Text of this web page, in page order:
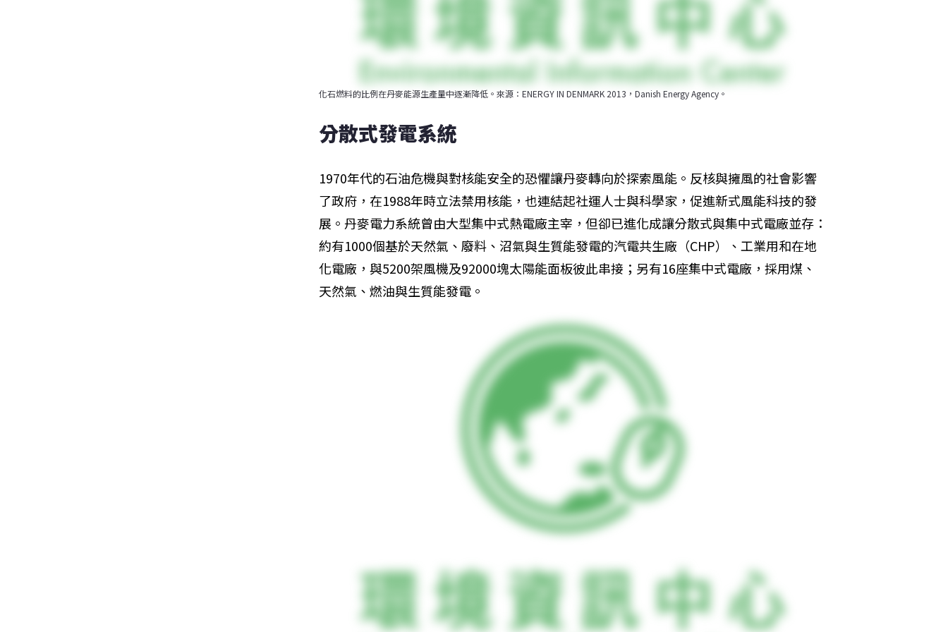
化石燃料的比例在丹麥能源生產量中逐漸降低。來源：ENERGY IN DENMARK 2013，Danish Energy Agency。
分散式發電系統
1970年代的石油危機與對核能安全的恐懼讓丹麥轉向於探索風能。反核與擁風的社會影響
了政府，在1988年時立法禁用核能，也連結起社運人士與科學家，促進新式風能科技的發
展。丹麥電力系統曾由大型集中式熱電廠主宰，但卻已進化成讓分散式與集中式電廠並存：
約有1000個基於天然氣、廢料、沼氣與生質能發電的汽電共生廠（CHP）、工業用和在地
化電廠，與5200架風機及92000塊太陽能面板彼此串接；另有16座集中式電廠，採用煤、
天然氣、燃油與生質能發電。